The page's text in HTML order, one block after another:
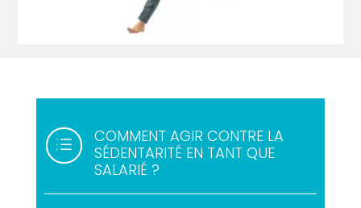
d
COMMENT AGIR CONTRE LA
SÉDENTARITÉ EN TANT QUE
SALARIÉ ?